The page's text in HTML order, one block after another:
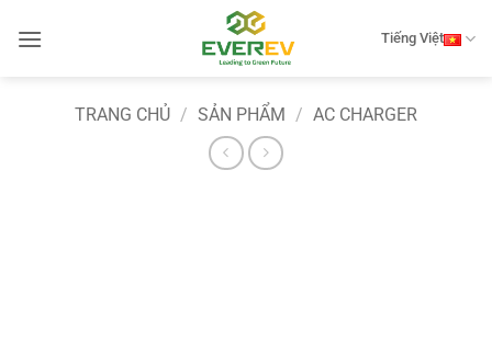
qua
Tiếng Việt
TRANG CHỦ / SẢN PHẨM / AC CHARGER